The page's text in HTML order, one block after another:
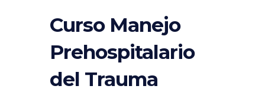
Curso Manejo
Prehospitalario
del Trauma